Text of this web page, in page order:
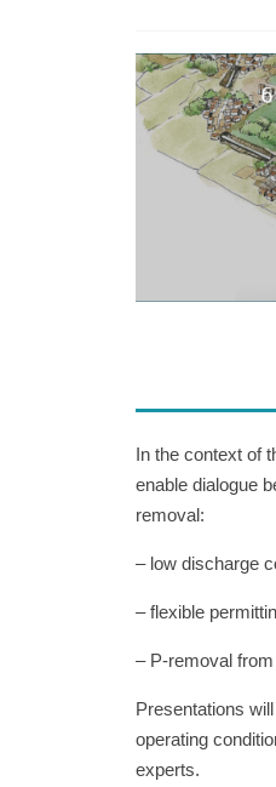
In the context of
enable dialogue
removal:
– low discharge
– flexible
– P-removal
Presentations
operating
experts.